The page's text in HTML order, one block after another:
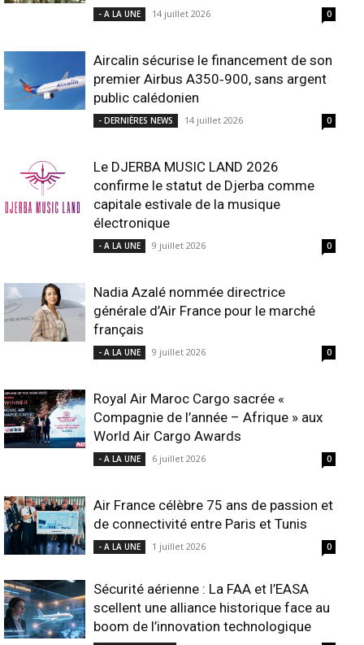
- A LA UNE 14 juillet 2026 0
Aircalin sécurise le financement de son
premier Airbus A350‑900, sans argent
public calédonien
- DERNIÈRES NEWS 14 juillet 2026 0
Le DJERBA MUSIC LAND 2026
confirme le statut de Djerba comme
capitale estivale de la musique
électronique
- A LA UNE 9 juillet 2026 0
Nadia Azalé nommée directrice
générale d’Air France pour le marché
français
- A LA UNE 9 juillet 2026 0
Royal Air Maroc Cargo sacrée «
Compagnie de l’année – Afrique » aux
World Air Cargo Awards
- A LA UNE 6 juillet 2026 0
Air France célèbre 75 ans de passion et
de connectivité entre Paris et Tunis
- A LA UNE 1 juillet 2026 0
Sécurité aérienne : La FAA et l’EASA
scellent une alliance historique face au
boom de l’innovation technologique